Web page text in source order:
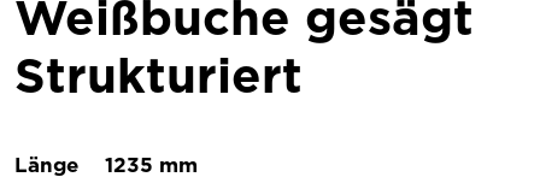
Weißbuche gesägt
Strukturiert
Länge
1235 mm